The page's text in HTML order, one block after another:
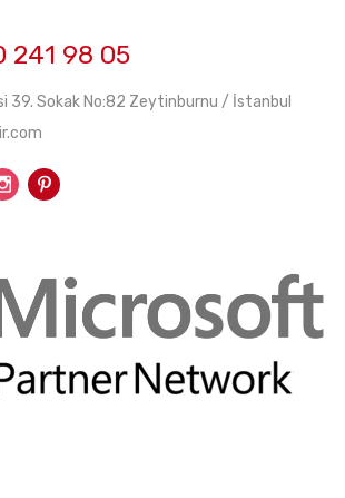
241 98 05
39. Sokak No:82 Zeytinburnu / İstanbul